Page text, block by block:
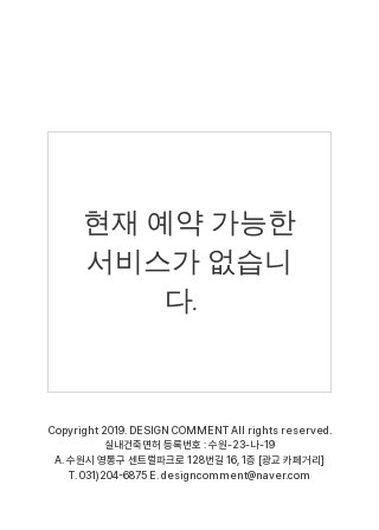
현재 예약 가능한
서비스가 없습니
다.
Copyright 2019. DESIGN COMMENT All rights reserved.
실내건축면허 등록번호 : 수원-23-나-19
A. 수원시 영통구 센트럴파크로 128번길 16, 1층 [광교 카페거리]
T. 031)204-6875 E. designcomment@naver.com